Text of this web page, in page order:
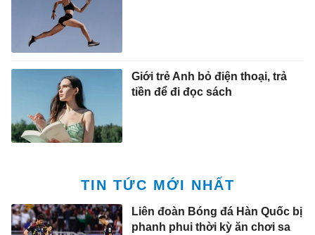
Giới trẻ Anh bỏ điện thoại, trả
tiền để đi đọc sách
TIN TỨC MỚI NHẤT
Liên đoàn Bóng đá Hàn Quốc bị
phanh phui thời kỳ ăn chơi sa